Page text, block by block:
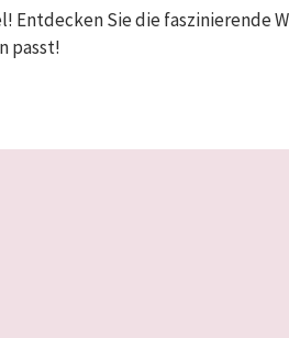
Entdecken Sie die faszinierende
passt!